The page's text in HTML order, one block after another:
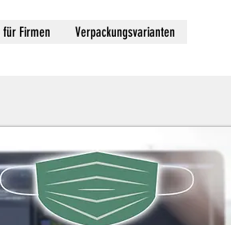
für Firmen Verpackungsvarianten